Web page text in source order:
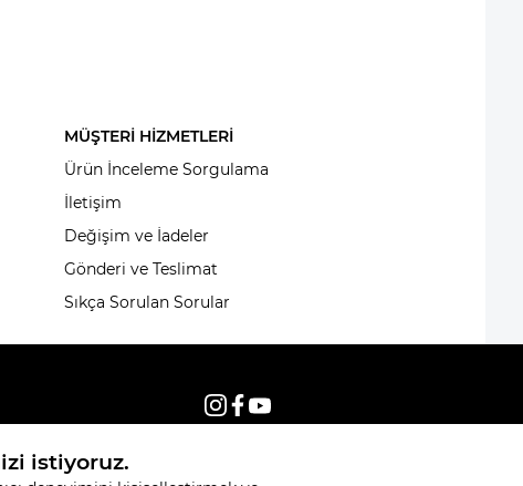
MÜŞTERİ HİZMETLERİ
Ürün İnceleme Sorgulama
İletişim
Değişim ve İadeler
Gönderi ve Teslimat
Sıkça Sorulan Sorular
© 2026, Tüm hakları saklıdır KNITSS